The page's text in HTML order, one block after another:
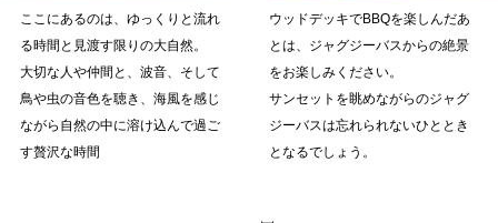
ここにあるのは、ゆっくりと流れ
る時間と見渡す限りの大自然。
大切な人や仲間と、波音、そして
鳥や虫の音色を聴き、海風を感じ
ながら自然の中に溶け込んで過ご
す贅沢な時間
ウッドデッキでBBQを楽しんだあ
とは、ジャグジーバスからの絶景
をお楽しみください。
サンセットを眺めながらのジャグ
ジーバスは忘れられないひととき
となるでしょう。